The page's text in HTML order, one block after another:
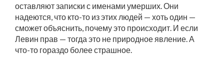
оставляют записки с именами умерших. Они
надеются, что кто-то из этих людей — хоть один —
сможет объяснить, почему это происходит. И если
Левин прав — тогда это не природное явление. А
что-то гораздо более страшное.